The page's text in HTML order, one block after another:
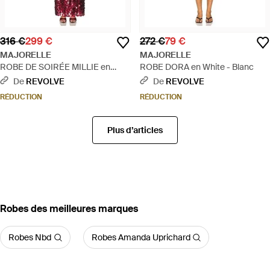
316 €299 €
MAJORELLE
ROBE DE SOIRÉE MILLIE en
Burgundy - Rouge
De REVOLVE
RÉDUCTION
272 €79 €
MAJORELLE
ROBE DORA en White - Blanc
De REVOLVE
RÉDUCTION
Plus d’articles
‪Robes‬ des meilleures marques
Robes Nbd Robes Amanda Uprichard